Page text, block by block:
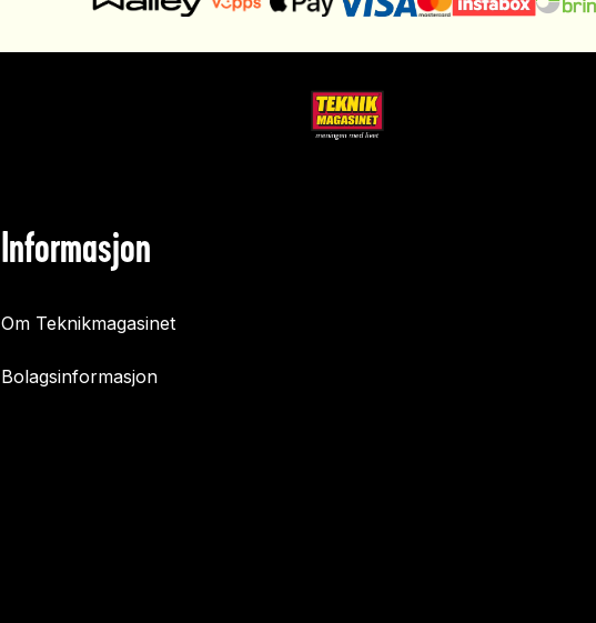
Informasjon
Om Teknikmagasinet
Bolagsinformasjon